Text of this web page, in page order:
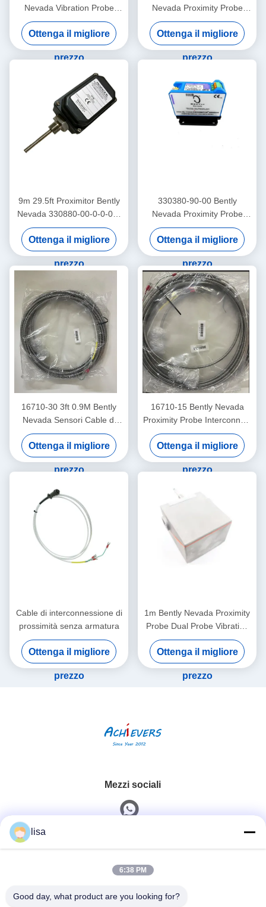
Nevada Vibration Probe
3300 Xl Proximitor Sensor
Ottenga il migliore
prezzo
Nevada Proximity Probe
Trendmaster Pro
Accelerometer a bassa
frequenza
Ottenga il migliore
prezzo
9m 29.5ft Proximitor Bently
Nevada 330880-00-0-0-03-
02 PROXPAC Proximity
Transducer Assemblaggio
Ottenga il migliore
prezzo
330380-90-00 Bently
Nevada Proximity Probe
3300 XL Sensore di
Proximità ad Alta
Temperatura
Ottenga il migliore
prezzo
16710-30 3ft 0.9M Bently
Nevada Sensori Cable di
interconnessione
Ottenga il migliore
prezzo
16710-15 Bently Nevada
Proximity Probe Interconnect
Cable con armatura -15 - C
Ottenga il migliore
prezzo
Cable di interconnessione di
prossimità senza armatura
Ottenga il migliore
prezzo
1m Bently Nevada Proximity
Probe Dual Probe Vibration
Sensor 26530-12-10-00-
000-309-00-03-01
Ottenga il migliore
prezzo
Mezzi sociali
0086-13828861501
lisa
6:38 PM
Good day, what product are you looking for?